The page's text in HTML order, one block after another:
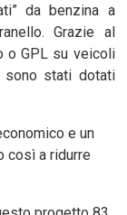
da benzina a
Grazie al
o GPL su veicoli
stati dotati
e un
così a ridurre